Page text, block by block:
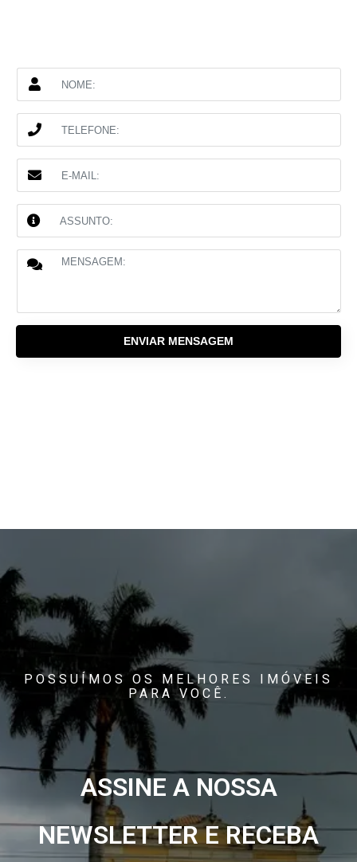
ENVIAR MENSAGEM
POSSUÍMOS OS MELHORES IMÓVEIS
PARA VOCÊ.
ASSINE A NOSSA
NEWSLETTER E RECEBA